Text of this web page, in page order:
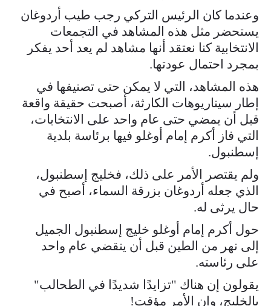
وعندما كان الرئيس التركي رجب طيب أردوغان
يستحضر مثل هذه المشاهد في التجمعات
الانتخابية كنا نعتقد أنها مشاهد لم يعد أحد يفكر
بمجرد احتمال عودتها.
هذه المشاهد، التي لا يمكن حتى تصنيفها في
إطار سيناريوهات الكارثة، أصبحت حقيقة واقعة
قبل أن يمضي حتى عام واحد على الانتخابات،
التي فاز أكرم إمام أوغلو فيها برئاسة بلدية
إسطنبول.
ولم يقتصر الأمر على ذلك، فخليج إسطنبول،
الذي جعله أردوغان بزرقة السماء، أصبح في
حال يرثى له.
حول أكرم إمام أوغلو خليج إسطنبول الجميل
إلى نهر من الطين قبل أن ينقضي عام واحد
على رئاسته.
يقولون إن هناك "تزايدًا شديدًا في الطحالب"
بالخليج، وإن الأمر مؤقت!